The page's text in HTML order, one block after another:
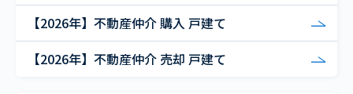
【2026年】不動産仲介 購入 戸建て
【2026年】不動産仲介 売却 戸建て